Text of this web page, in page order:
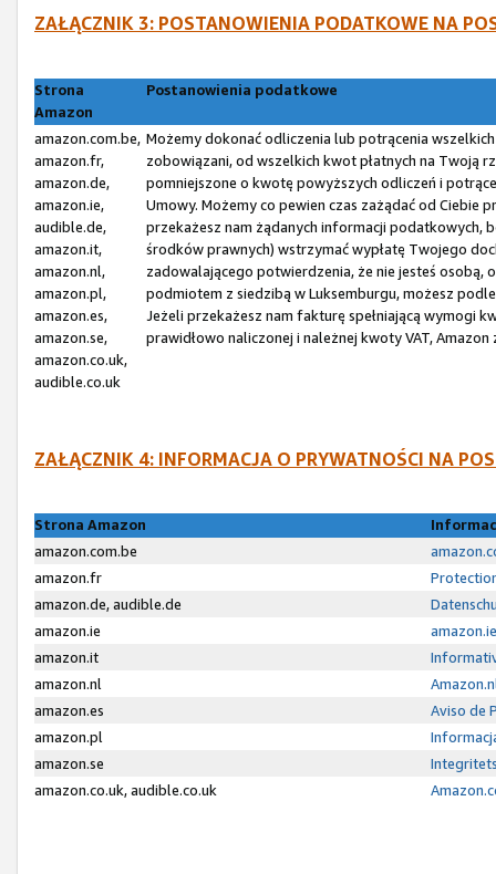
ZAŁĄCZNIK 3: POSTANOWIENIA PODATKOWE NA
Strona
Amazon
Postanowienia podatkowe
amazon.com.be,
amazon.fr,
amazon.de,
amazon.ie,
audible.de,
amazon.it,
amazon.nl,
amazon.pl,
amazon.es,
amazon.se,
amazon.co.uk,
audible.co.uk
Możemy dokonać odliczenia lub potrącenia
zobowiązani, od wszelkich kwot płatnych na Twoją
pomniejszone o kwotę powyższych odliczeń i
Umowy. Możemy co pewien czas zażądać od Ciebie
przekażesz nam żądanych informacji podatkowych,
środków prawnych) wstrzymać wypłatę Twojego
zadowalającego potwierdzenia, że nie jesteś
podmiotem z siedzibą w Luksemburgu, możesz
Jeżeli przekażesz nam fakturę spełniającą wymogi
prawidłowo naliczonej i należnej kwoty VAT,
ZAŁĄCZNIK 4: INFORMACJA O PRYWATNOŚCI NA
Strona Amazon
amazon.com.be
amazon.fr
amazon.de, audible.de
amazon.ie
amazon.it
amazon.nl
amazon.es
Aviso de
amazon.pl
amazon.se
amazon.co.uk, audible.co.uk